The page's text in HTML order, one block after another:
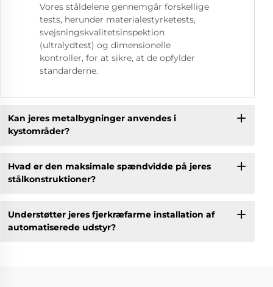
Vores ståldelene gennemgår forskellige
tests, herunder materialestyrketests,
svejsningskvalitetsinspektion
(ultralydtest) og dimensionelle
kontroller, for at sikre, at de opfylder
standarderne.
Kan jeres metalbygninger anvendes i
kystområder?
Hvad er den maksimale spændvidde på jeres
stålkonstruktioner?
Understøtter jeres fjerkræfarme installation af
automatiserede udstyr?